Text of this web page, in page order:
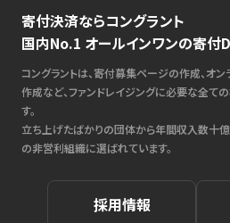
寄付決済ならコングラント
国内No.1 オールインワンの寄付
コングラントは、寄付募集ページの作成、オ
作成など、ファンドレイジングに必要な全て
す。
立ち上げたばかりの団体から年間収入数十
の非営利組織に選ばれています。
採用情報